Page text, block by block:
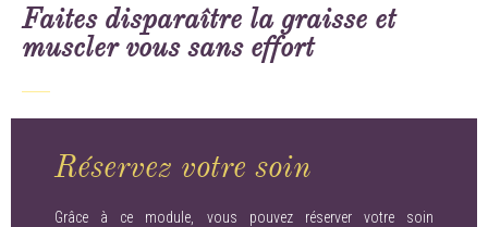
Faites disparaître la graisse et
muscler vous sans effort
Réservez votre soin
Grâce à ce module, vous pouvez réserver votre soin